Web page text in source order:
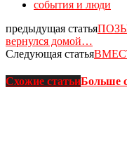
события и люди
предыдущая статья
вернулся домой…
Следующая статья
Схожие статьиБольше